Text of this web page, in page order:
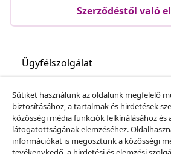
Szerződéstől való
Ügyfélszolgálat
Üzlet
vidaXL
Sütiket használunk az oldalunk megfelelő
biztosításához, a tartalmak és hirdetések
közösségi média funkciók felkínálásához és
látogatottságának elemzéséhez.
információkat is megosztunk a közösségi